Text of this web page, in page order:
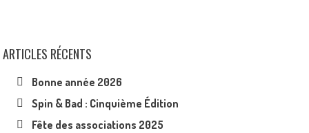
ARTICLES RÉCENTS
Bonne année 2026
Spin & Bad : Cinquième Édition
Fête des associations 2025